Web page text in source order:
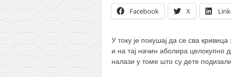
азбуки и књиге
Окинава карате
најновије на блогу
моје белешке
историја каратеа
Facebook X
У току је покушај да се сва
и на тај начин аболира целокупно
налази у томе што су дете